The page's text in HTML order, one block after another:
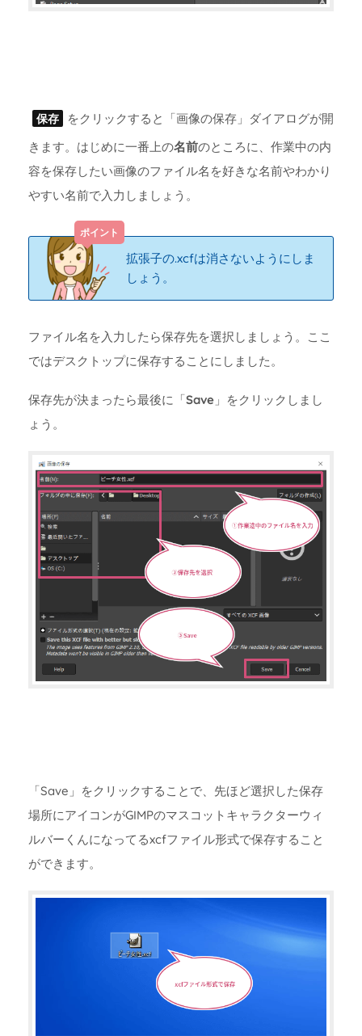
保存
をクリックすると「画像の保存」ダイアログが開
きます。はじめに一番上の名前のところに、作業中の内
容を保存したい画像のファイル名を好きな名前やわかり
やすい名前で入力しましょう。
拡張子の.xcfは消さないようにしま
しょう。
ファイル名を入力したら保存先を選択しましょう。ここ
ではデスクトップに保存することにしました。
保存先が決まったら最後に「Save 」をクリックしまし
ょう。
「Save」をクリックすることで、先ほど選択した保存
場所にアイコンがGIMPのマスコットキャラクターウィ
ルバーくんになってるxcfファイル形式で保存すること
ができます。